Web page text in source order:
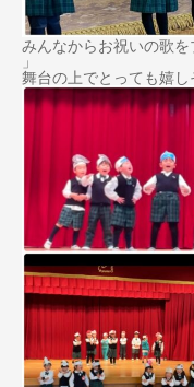
みんなからお祝いの歌
」
舞台の上でとっても嬉